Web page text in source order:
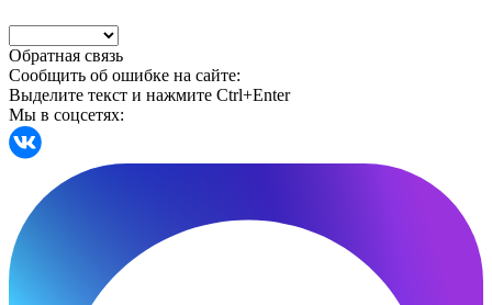
Обратная связь
Сообщить об ошибке на сайте:
Выделите текст и нажмите Ctrl+Enter
Мы в соцсетях: